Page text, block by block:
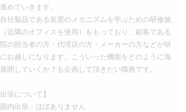
めていきます。
自社製品である装置のメカニズムを学ぶための研修施
近隣のオフィスを使用）をもっており、顧客である
の担当者の方・代理店の方・メーカーの方などが研
お越しになります。こういった機能をどのように海
開していくか？も企画して頂きたい職務です。
出張について】
国内出張：ほぼありません